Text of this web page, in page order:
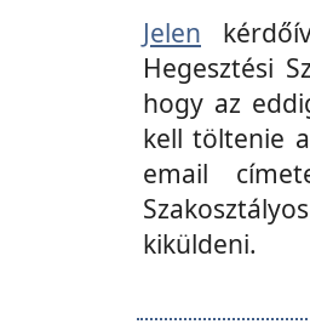
Jelen
Hegesztési
hogy az
kell töltenie
email
kiküldeni.